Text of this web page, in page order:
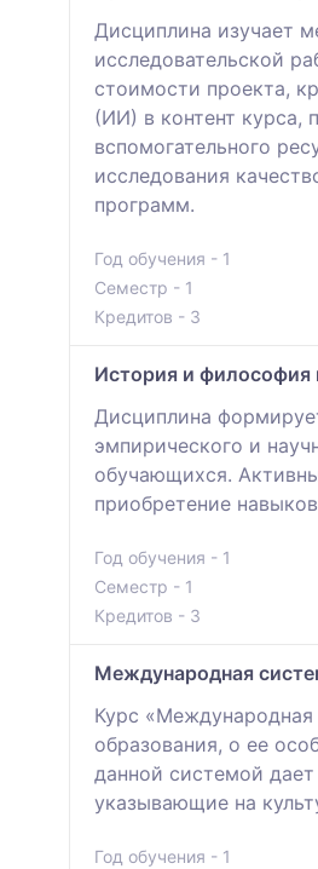
Дисциплина изучает
исследовательской
стоимости проекта,
(ИИ) в контент курса,
вспомогательного
исследования
программ.
Год обучения - 1
Семестр - 1
Кредитов - 3
История и философия
Дисциплина
эмпирического и
обучающихся.
приобретение
Год обучения - 1
Семестр - 1
Кредитов - 3
Международная
Курс «Международная
образования, о ее
данной системой
указывающие на
Год обучения - 1